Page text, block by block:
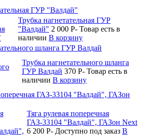
ГУР "Валдай"
Трубка нагнетательная ГУР
"Валдай" 2 000 P- Товар есть в
наличии В корзину
шланга ГУР Валдай
Трубка нагнетательного шланга
ГУР Валдай 370 P- Товар есть в
наличии В корзину
ГАЗ-33104 "Валдай", ГАЗон
Тяга рулевая поперечная
ГАЗ-33104 "Валдай", ГАЗон Next
6 200 P- Доступно под заказ В